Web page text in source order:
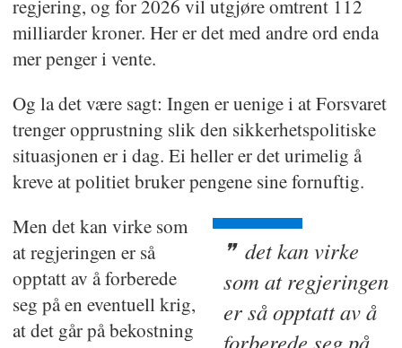
regjering, og for 2026 vil utgjøre omtrent 112
milliarder kroner. Her er det med andre ord enda
mer penger i vente.
Og la det være sagt: Ingen er uenige i at Forsvaret
trenger opprustning slik den sikkerhetspolitiske
situasjonen er i dag. Ei heller er det urimelig å
kreve at politiet bruker pengene sine fornuftig.
det kan virke
som at regjeringen
er så opptatt av å
Men det kan virke som
at regjeringen er så
opptatt av å forberede
seg på en eventuell krig,
at det går på bekostning